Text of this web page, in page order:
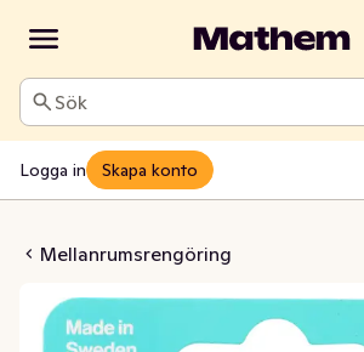
Sök
Logga in Skapa konto
Mellanrumsrengöring
Gul 0,7mm